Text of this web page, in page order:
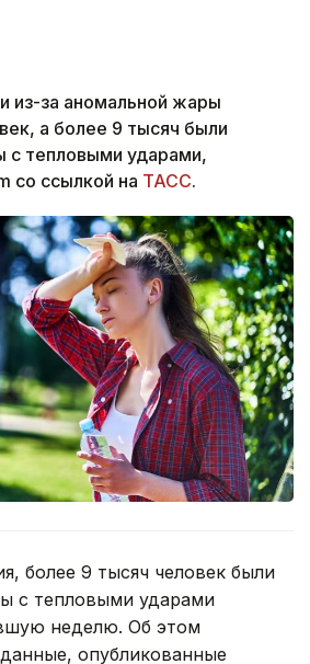
из-за аномальной жары
а более 9 тысяч были
с тепловыми ударами,
со ссылкой на ТАСС.
более 9 тысяч человек были
с тепловыми ударами
неделю. Об этом
опубликованные